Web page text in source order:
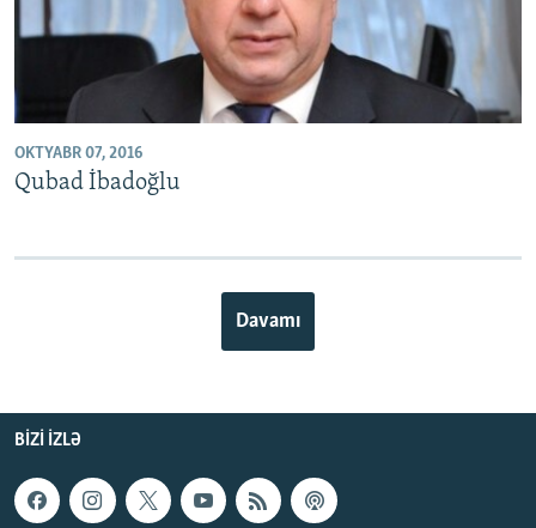
OKTYABR 07, 2016
Qubad İbadoğlu
Davamı
BIZI IZLƏ